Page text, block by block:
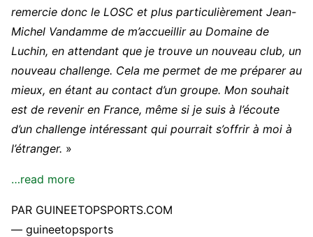
remercie donc le LOSC et plus particulièrement Jean-
Michel Vandamme de m’accueillir au Domaine de
Luchin, en attendant que je trouve un nouveau club, un
nouveau challenge. Cela me permet de me préparer au
mieux, en étant au contact d’un groupe. Mon souhait
est de revenir en France, même si je suis à l’écoute
d’un challenge intéressant qui pourrait s’offrir à moi à
l’étranger. »
…read more
PAR GUINEETOPSPORTS.COM
— guineetopsports